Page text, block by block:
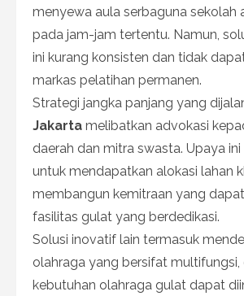
menyewa aula serbaguna sekolah
pada jam-jam tertentu. Namun,
ini kurang konsisten dan tidak
markas pelatihan permanen.
Strategi jangka panjang yang
Jakarta melibatkan advokasi
daerah dan mitra swasta. Upaya
untuk mendapatkan alokasi lahan
membangun kemitraan yang
fasilitas gulat yang berdedikasi.
Solusi inovatif lain termasuk
olahraga yang bersifat multifungsi,
kebutuhan olahraga gulat dapat